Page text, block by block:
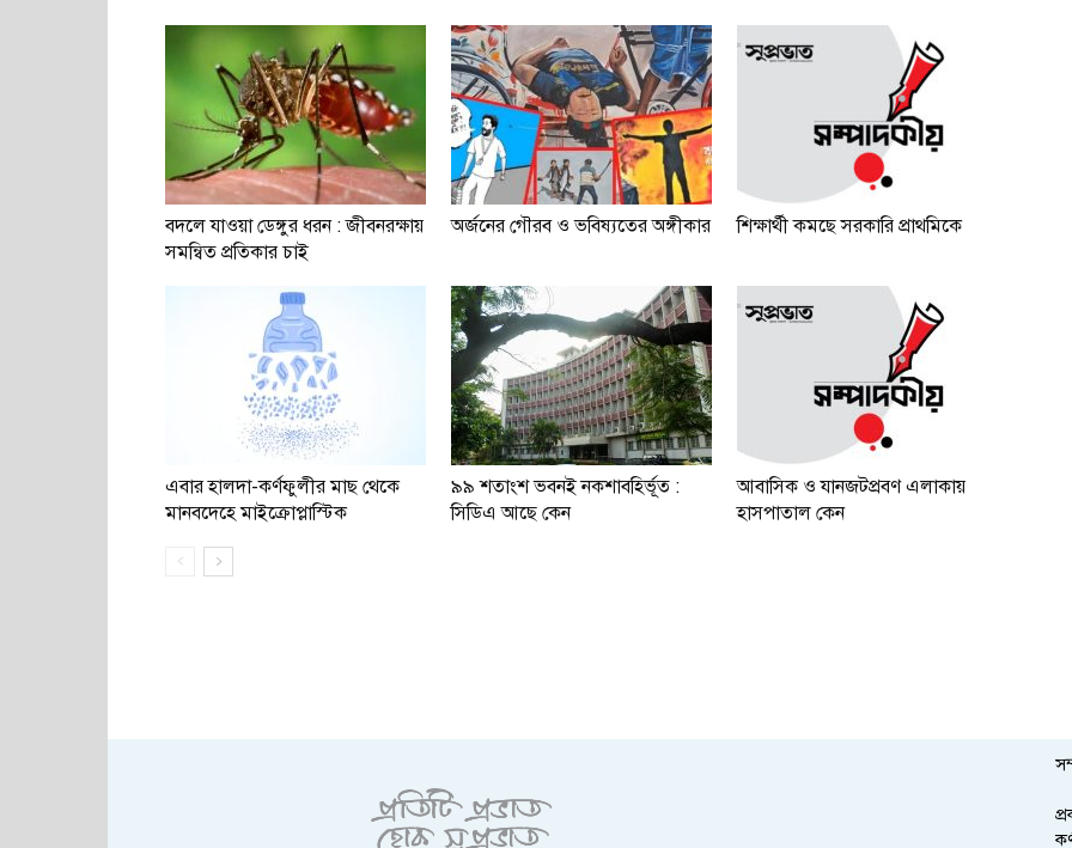
বদলে যাওয়া ডেঙ্গুর ধরন : জীবনরক্ষায়
সমন্বিত প্রতিকার চাই
অর্জনের গৌরব ও ভবিষ্যতের অঙ্গীকার শিক্ষার্থী কমছে সরকারি প্রাথমিকে
এবার হালদা-কর্ণফুলীর মাছ থেকে
মানবদেহে মাইক্রোপ্লাস্টিক
৯৯ শতাংশ ভবনই নকশাবহির্ভূত :
সিডিএ আছে কেন
আবাসিক ও যানজটপ্রবণ এলাকায়
হাসপাতাল কেন